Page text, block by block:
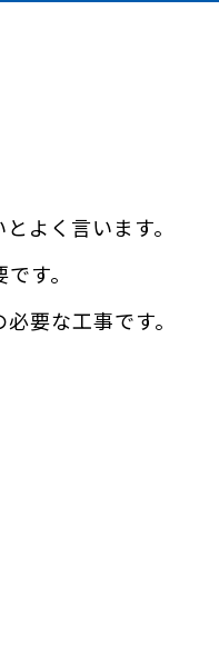
よく言います。
す。
要な工事です。